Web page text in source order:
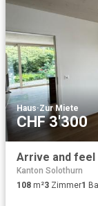
Haus·Zur Miete
CHF 3'300
Kanton Solothurn
108 m²3 Zimmer1